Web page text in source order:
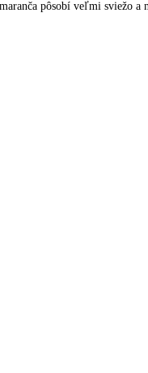
pôsobí veľmi sviežo a